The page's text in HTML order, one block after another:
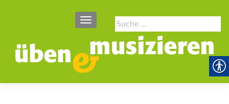
Suche
nach:
SCHALTE NAVIGATION